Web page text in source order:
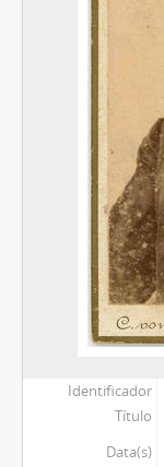
Identificador
Título
Data(s)